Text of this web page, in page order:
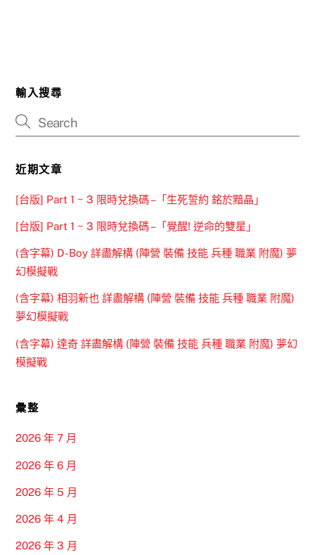
輸入搜尋
近期文章
[台版] Part 1 ~ 3 限時兌換碼 –「生死誓約 銘於黯晶」
[台版] Part 1 ~ 3 限時兌換碼 –「覺醒! 逆命的雙星」
(含字幕) D-Boy 詳盡解構 (陣營 裝備 技能 兵種 職業 附魔) 夢
幻模擬戰
(含字幕) 相羽新也 詳盡解構 (陣營 裝備 技能 兵種 職業 附魔)
夢幻模擬戰
(含字幕) 達奇 詳盡解構 (陣營 裝備 技能 兵種 職業 附魔) 夢幻
模擬戰
彙整
2026 年 7 月
2026 年 6 月
2026 年 5 月
2026 年 4 月
2026 年 3 月